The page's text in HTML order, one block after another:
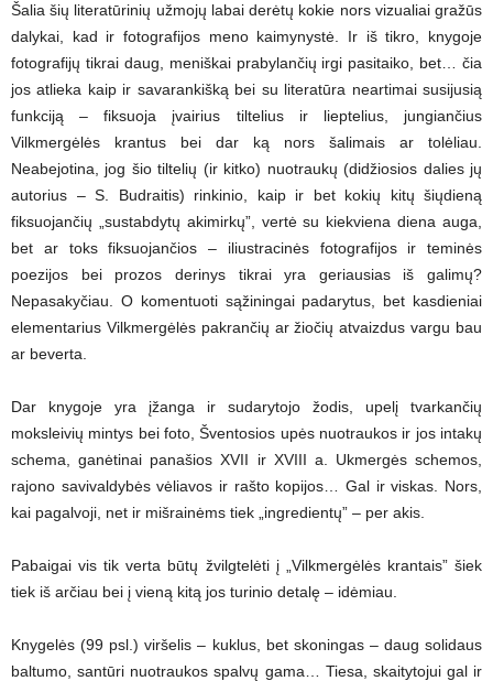
Šalia šių literatūrinių užmojų labai derėtų kokie nors vizualiai gražūs
dalykai, kad ir fotografijos meno kaimynystė. Ir iš tikro, knygoje
fotografijų tikrai daug, meniškai prabylančių irgi pasitaiko, bet… čia
jos atlieka kaip ir savarankišką bei su literatūra neartimai susijusią
funkciją – fiksuoja įvairius tiltelius ir lieptelius, jungiančius
Vilkmergėlės krantus bei dar ką nors šalimais ar tolėliau.
Neabejotina, jog šio tiltelių (ir kitko) nuotraukų (didžiosios dalies jų
autorius – S. Budraitis) rinkinio, kaip ir bet kokių kitų šiųdieną
fiksuojančių „sustabdytų akimirkų”, vertė su kiekviena diena auga,
bet ar toks fiksuojančios – iliustracinės fotografijos ir teminės
poezijos bei prozos derinys tikrai yra geriausias iš galimų?
Nepasakyčiau. O komentuoti sąžiningai padarytus, bet kasdieniai
elementarius Vilkmergėlės pakrančių ar žiočių atvaizdus vargu bau
ar beverta.
Dar knygoje yra įžanga ir sudarytojo žodis, upelį tvarkančių
moksleivių mintys bei foto, Šventosios upės nuotraukos ir jos intakų
schema, ganėtinai panašios XVII ir XVIII a. Ukmergės schemos,
rajono savivaldybės vėliavos ir rašto kopijos… Gal ir viskas. Nors,
kai pagalvoji, net ir mišrainėms tiek „ingredientų” – per akis.
Pabaigai vis tik verta būtų žvilgtelėti į „Vilkmergėlės krantais” šiek
tiek iš arčiau bei į vieną kitą jos turinio detalę – idėmiau.
Knygelės (99 psl.) viršelis – kuklus, bet skoningas – daug solidaus
baltumo, santūri nuotraukos spalvų gama… Tiesa, skaitytojui gal ir